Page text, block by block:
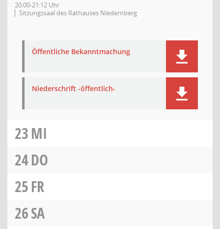
20:00-21:12 Uhr
Sitzungssaal des Rathauses Niedernberg
Öffentliche Bekanntmachung
Niederschrift -öffentlich-
23MI
24DO
25FR
26SA